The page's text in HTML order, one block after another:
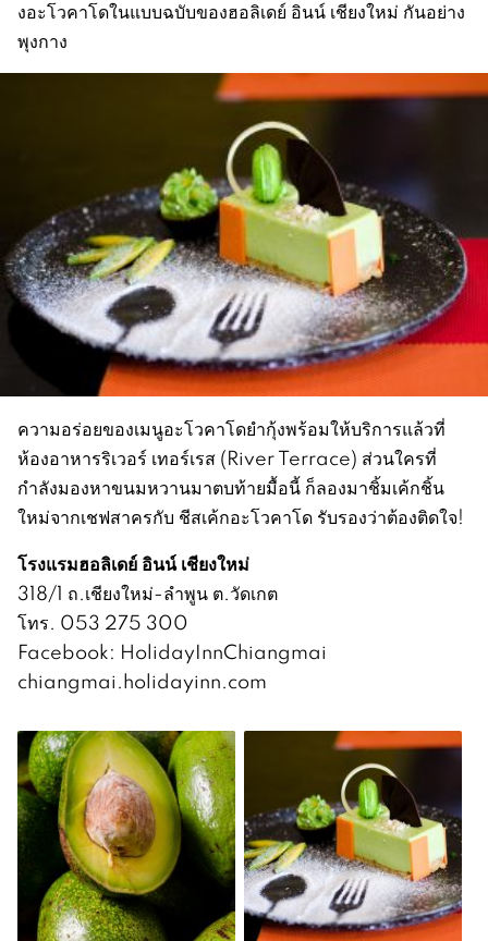
งอะโวคาโดในแบบฉบับของฮอลิเดย์ อินน์ เชียงใหม่ กันอย่าง
พุงกาง
ความอร่อยของเมนูอะโวคาโดยำกุ้งพร้อมให้บริการแล้วที่
ห้องอาหารริเวอร์ เทอร์เรส (River Terrace) ส่วนใครที่
กำลังมองหาขนมหวานมาตบท้ายมื้อนี้ ก็ลองมาชิ้มเค้กชิ้น
ใหม่จากเชฟสาครกับ ชีสเค้กอะโวคาโด รับรองว่าต้องติดใจ!
โรงแรมฮอลิเดย์ อินน์ เชียงใหม่
318/1 ถ.เชียงใหม่-ลำพูน ต.วัดเกต
โทร. 053 275 300
Facebook: HolidayInnChiangmai
chiangmai.holidayinn.com